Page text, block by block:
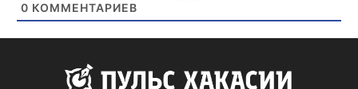
0 КОММЕНТАРИЕВ